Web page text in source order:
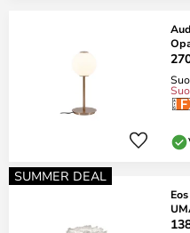
SUMMER DEAL